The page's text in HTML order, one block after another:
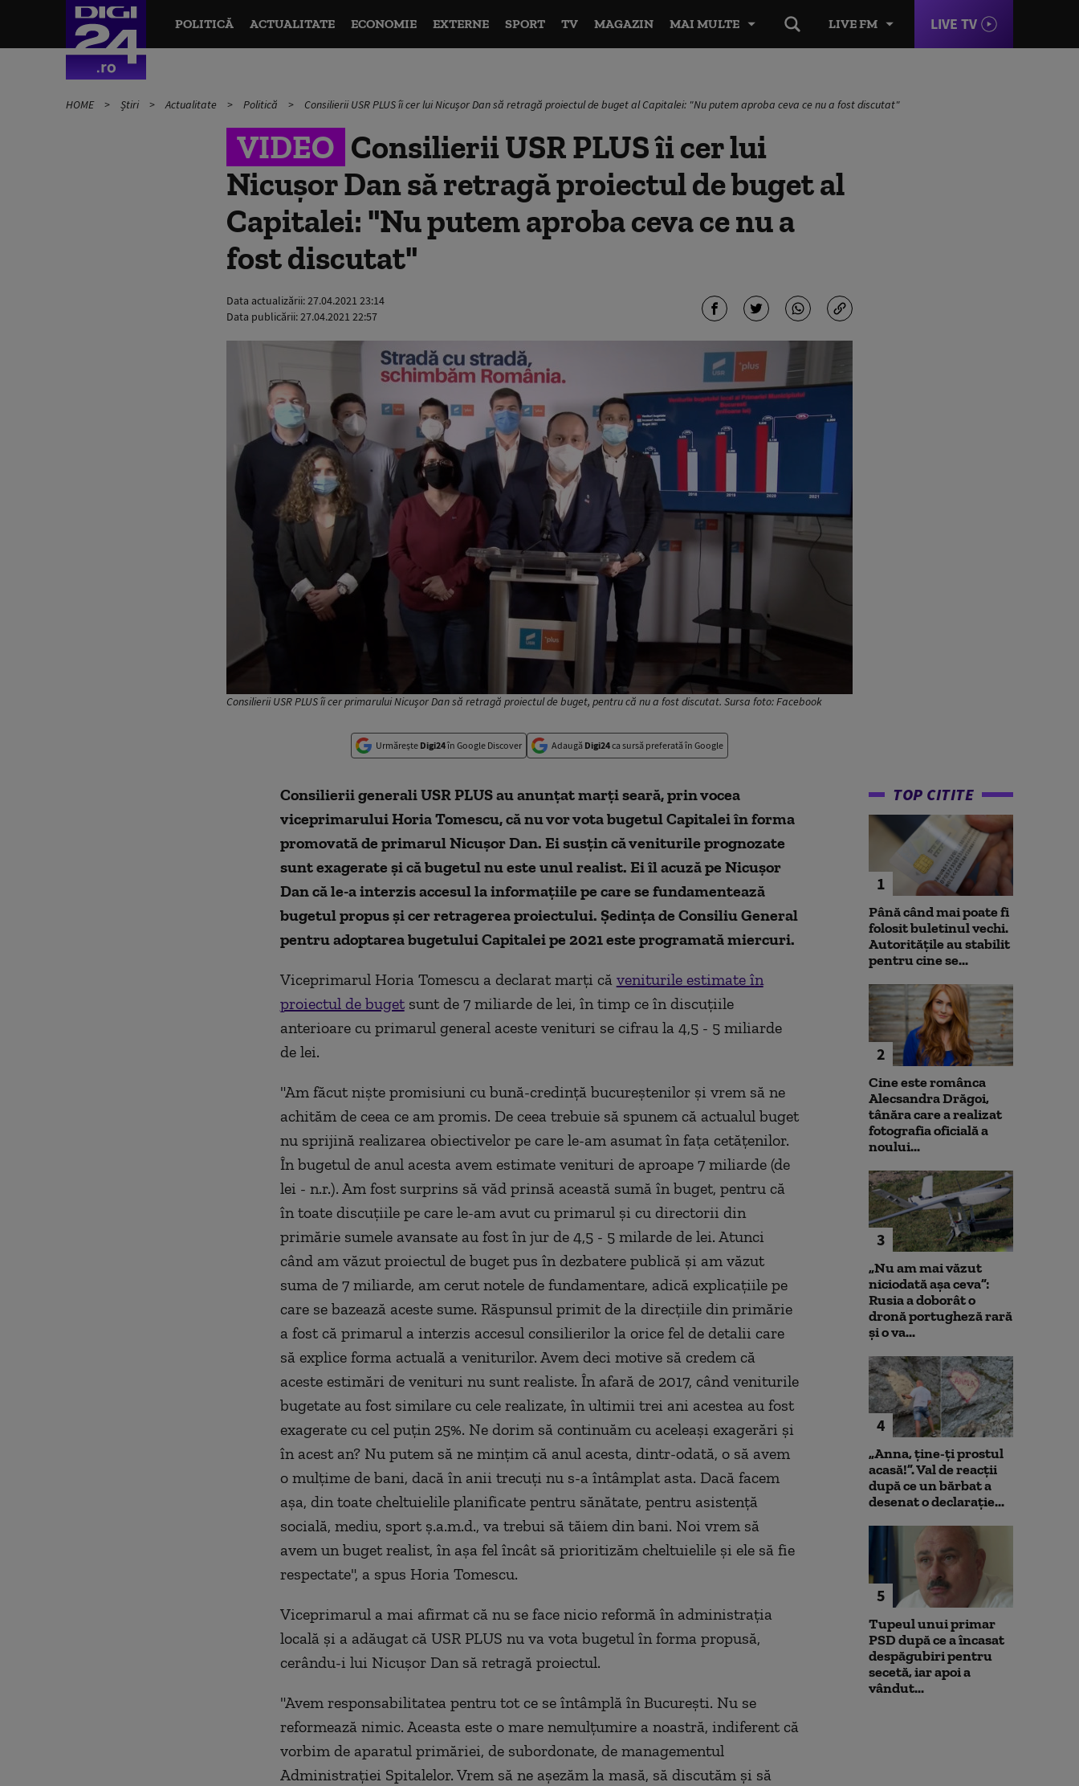
LIVE FM LIVE TV
POLITICĂ ACTUALITATE ECONOMIE EXTERNE SPORT TV MAGAZIN MAI MULTE
HOME Știri Actualitate Politică Consilierii USR PLUS îi cer lui Nicușor Dan să retragă proiectul de buget al Capitalei: "Nu putem aproba ceva ce nu a fost discutat"
VIDEO Consilierii USR PLUS îi cer lui
Nicușor Dan să retragă proiectul de buget al
Capitalei: "Nu putem aproba ceva ce nu a
fost discutat"
Data actualizării:27.04.2021 23:14
Data publicării:27.04.2021 22:57
Consilierii USR PLUS îi cer primarului Nicușor Dan să retragă proiectul de buget, pentru că nu a fost discutat. Sursa foto: Facebook
Urmărește Digi24în Google Discover Adaugă Digi24ca sursă preferată în Google
Consilierii generali USR PLUS au anunțat marți seară, prin vocea
viceprimarului Horia Tomescu, că nu vor vota bugetul Capitalei în forma
promovată de primarul Nicușor Dan. Ei susțin că veniturile prognozate
sunt exagerate și că bugetul nu este unul realist. Ei îl acuză pe Nicușor
Dan că le-a interzis accesul la informațiile pe care se fundamentează
bugetul propus și cer retragerea proiectului. Ședința de Consiliu General
pentru adoptarea bugetului Capitalei pe 2021 este programată miercuri.
Viceprimarul Horia Tomescu a declarat marți că veniturile estimate în
proiectul de bugetsunt de 7 miliarde de lei, în timp ce în discuțiile
anterioare cu primarul general aceste venituri se cifrau la 4,5 - 5 miliarde
de lei.
"Am făcut niște promisiuni cu bună-credință bucureștenilor și vrem să ne
achităm de ceea ce am promis. De ceea trebuie să spunem că actualul buget
nu sprijină realizarea obiectivelor pe care le-am asumat în fața cetățenilor.
În bugetul de anul acesta avem estimate venituri de aproape 7 miliarde (de
lei - n.r.). Am fost surprins să văd prinsă această sumă în buget, pentru că
în toate discuțiile pe care le-am avut cu primarul și cu directorii din
primărie sumele avansate au fost în jur de 4,5 - 5 milarde de lei. Atunci
când am văzut proiectul de buget pus în dezbatere publică și am văzut
suma de 7 miliarde, am cerut notele de fundamentare, adică explicațiile pe
care se bazează aceste sume. Răspunsul primit de la direcțiile din primărie
a fost că primarul a interzis accesul consilierilor la orice fel de detalii care
să explice forma actuală a veniturilor. Avem deci motive să credem că
aceste estimări de venituri nu sunt realiste. În afară de 2017, când veniturile
bugetate au fost similare cu cele realizate, în ultimii trei ani acestea au fost
exagerate cu cel puțin 25%. Ne dorim să continuăm cu aceleași exagerări și
în acest an? Nu putem să ne mințim că anul acesta, dintr-odată, o să avem
o mulțime de bani, dacă în anii trecuți nu s-a întâmplat asta. Dacă facem
așa, din toate cheltuielile planificate pentru sănătate, pentru asistență
socială, mediu, sport ș.a.m.d., va trebui să tăiem din bani. Noi vrem să
avem un buget realist, în așa fel încât să prioritizăm cheltuielile și ele să fie
respectate", a spus Horia Tomescu.
Viceprimarul a mai afirmat că nu se face nicio reformă în administrația
locală și a adăugat că USR PLUS nu va vota bugetul în forma propusă,
cerându-i lui Nicușor Dan să retragă proiectul.
"Avem responsabilitatea pentru tot ce se întâmplă în București. Nu se
reformează nimic. Aceasta este o mare nemulțumire a noastră, indiferent că
vorbim de aparatul primăriei, de subordonate, de managementul
Administrației Spitalelor. Vrem să ne așezăm la masă, să discutăm și să
TOP CITITE
1
Până când mai poate fi
folosit buletinul vechi.
Autoritățile au stabilit
pentru cine se...
2
Cine este românca
Alecsandra Drăgoi,
tânăra care a realizat
fotografia oficială a
noului...
3
„Nu am mai văzut
niciodată așa ceva”:
Rusia a doborât o
dronă portugheză rară
și o va...
4
„Anna, ţine-ţi prostul
acasă!”. Val de reacții
după ce un bărbat a
desenat o declarație...
5
Tupeul unui primar
PSD după ce a încasat
despăgubiri pentru
secetă, iar apoi a
vândut...